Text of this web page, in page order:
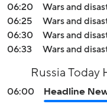
06:20
Wars and
06:25
Wars and
06:30
Wars and
06:33
Wars and
Russia Today
06:00
Headline